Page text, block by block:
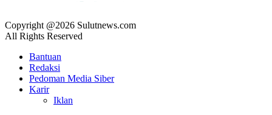
Copyright @2026 Sulutnews.com
All Rights Reserved
Bantuan
Redaksi
Pedoman Media Siber
Karir
Iklan